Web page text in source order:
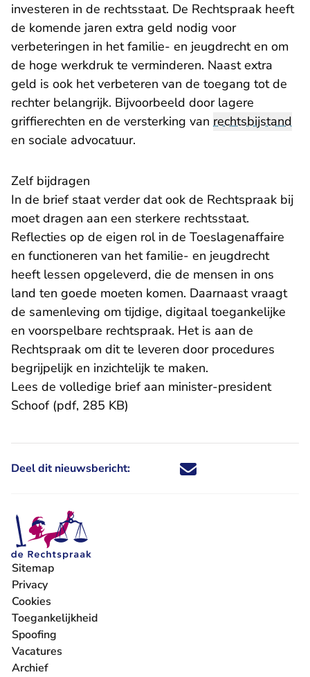
investeren in de rechtsstaat. De Rechtspraak heeft
de komende jaren extra geld nodig voor
verbeteringen in het familie- en jeugdrecht en om
de hoge werkdruk te verminderen. Naast extra
geld is ook het verbeteren van de toegang tot de
rechter belangrijk. Bijvoorbeeld door lagere
griffierechten en de versterking van rechtsbijstand
en sociale advocatuur.
Zelf bijdragen
In de brief staat verder dat ook de Rechtspraak bij
moet dragen aan een sterkere rechtsstaat.
Reflecties op de eigen rol in de Toeslagenaffaire
en functioneren van het familie- en jeugdrecht
heeft lessen opgeleverd, die de mensen in ons
land ten goede moeten komen. Daarnaast vraagt
de samenleving om tijdige, digitaal toegankelijke
en voorspelbare rechtspraak. Het is aan de
Rechtspraak om dit te leveren door procedures
begrijpelijk en inzichtelijk te maken.
Lees de volledige brief aan minister-president
Schoof (pdf, 285 KB)
Deel dit nieuwsbericht: Deel dit nieuwsbericht via X -
Deel dit nieuwsbericht via
Deel dit nieuwsbericht
Deel dit
Sitemap
Privacy
Cookies
Toegankelijkheid
Spoofing
Vacatures
- U verlaat Rechtspraak.nl
Archief